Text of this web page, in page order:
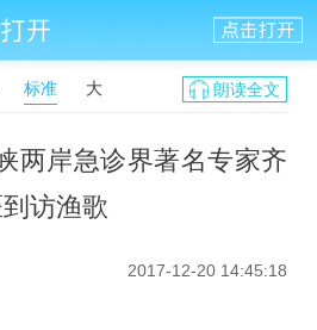
标准 大 朗读全文
两岸急诊界著名专家齐
访渔歌
2017-12-20 14:45:18